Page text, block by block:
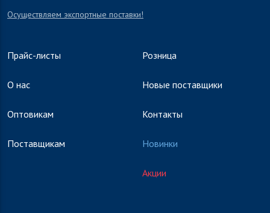
Осуществляем экспортные поставки!
Прайс-листы
О нас
Оптовикам
Поставщикам
Розница
Новые поставщики
Контакты
Новинки
Акции